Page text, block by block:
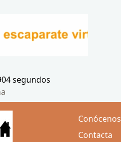
segundos
Conócenos
Contacta